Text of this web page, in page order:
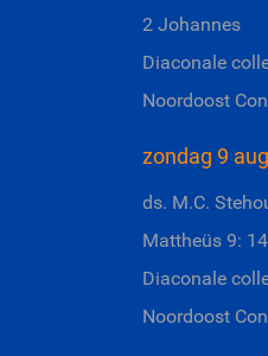
2 Johannes
Diaconale
Noordoost
zondag 9
ds. M.C.
Mattheüs 9:
Diaconale
Noordoost